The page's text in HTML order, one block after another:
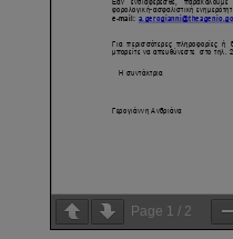
Page 1 / 2